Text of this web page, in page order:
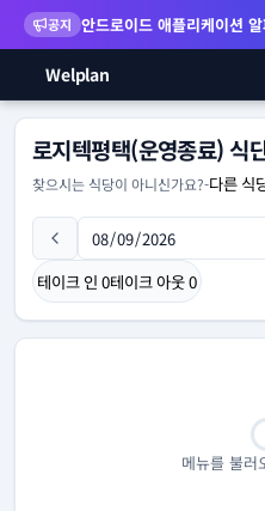
공지 안드로이드 애플리케이션
Welplan
로지텍평택(운영종료) 식
찾으시는 식당이 아니신가요?-다른 식
테이크 인 0테이크 아웃0
메뉴를 불러